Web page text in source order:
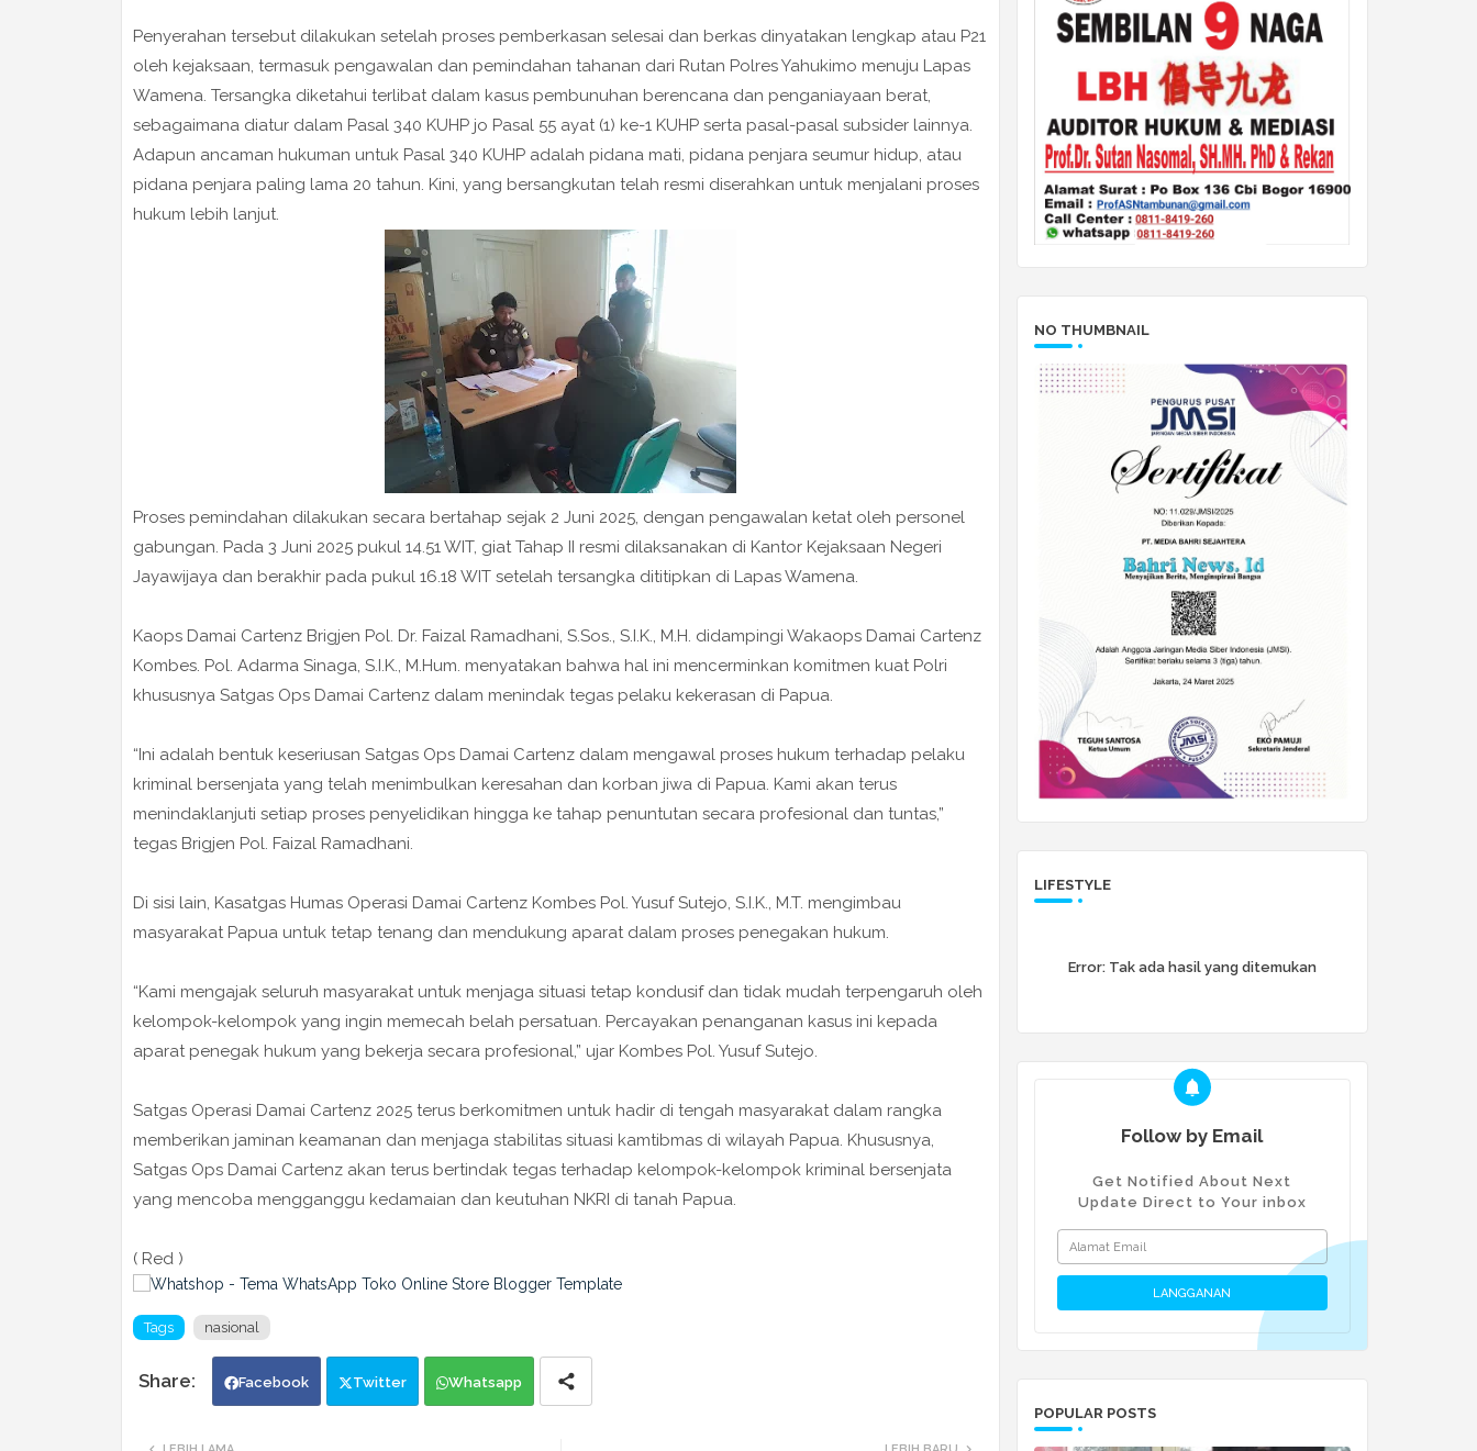
Penyerahan tersebut dilakukan setelah proses pemberkasan selesai dan berkas dinyatakan lengkap atau P21
oleh kejaksaan, termasuk pengawalan dan pemindahan tahanan dari Rutan Polres Yahukimo menuju Lapas
Wamena. Tersangka diketahui terlibat dalam kasus pembunuhan berencana dan penganiayaan berat,
sebagaimana diatur dalam Pasal 340 KUHP jo Pasal 55 ayat (1) ke-1 KUHP serta pasal-pasal subsider lainnya.
Adapun ancaman hukuman untuk Pasal 340 KUHP adalah pidana mati, pidana penjara seumur hidup, atau
pidana penjara paling lama 20 tahun. Kini, yang bersangkutan telah resmi diserahkan untuk menjalani proses
hukum lebih lanjut.
Proses pemindahan dilakukan secara bertahap sejak 2 Juni 2025, dengan pengawalan ketat oleh personel
gabungan. Pada 3 Juni 2025 pukul 14.51 WIT, giat Tahap II resmi dilaksanakan di Kantor Kejaksaan Negeri
Jayawijaya dan berakhir pada pukul 16.18 WIT setelah tersangka dititipkan di Lapas Wamena.
Kaops Damai Cartenz Brigjen Pol. Dr. Faizal Ramadhani, S.Sos., S.I.K., M.H. didampingi Wakaops Damai Cartenz
Kombes. Pol. Adarma Sinaga, S.I.K., M.Hum. menyatakan bahwa hal ini mencerminkan komitmen kuat Polri
khususnya Satgas Ops Damai Cartenz dalam menindak tegas pelaku kekerasan di Papua.
“Ini adalah bentuk keseriusan Satgas Ops Damai Cartenz dalam mengawal proses hukum terhadap pelaku
kriminal bersenjata yang telah menimbulkan keresahan dan korban jiwa di Papua. Kami akan terus
menindaklanjuti setiap proses penyelidikan hingga ke tahap penuntutan secara profesional dan tuntas,”
tegas Brigjen Pol. Faizal Ramadhani.
Di sisi lain, Kasatgas Humas Operasi Damai Cartenz Kombes Pol. Yusuf Sutejo, S.I.K., M.T. mengimbau
masyarakat Papua untuk tetap tenang dan mendukung aparat dalam proses penegakan hukum.
“Kami mengajak seluruh masyarakat untuk menjaga situasi tetap kondusif dan tidak mudah terpengaruh oleh
kelompok-kelompok yang ingin memecah belah persatuan. Percayakan penanganan kasus ini kepada
aparat penegak hukum yang bekerja secara profesional,” ujar Kombes Pol. Yusuf Sutejo.
Satgas Operasi Damai Cartenz 2025 terus berkomitmen untuk hadir di tengah masyarakat dalam rangka
memberikan jaminan keamanan dan menjaga stabilitas situasi kamtibmas di wilayah Papua. Khususnya,
Satgas Ops Damai Cartenz akan terus bertindak tegas terhadap kelompok-kelompok kriminal bersenjata
yang mencoba mengganggu kedamaian dan keutuhan NKRI di tanah Papua.
( Red )
Tags nasional
Facebook Twitter Whatsapp
NO THUMBNAIL
LIFESTYLE
Error:Tak ada hasil yang ditemukan
Follow by Email
Get Notified About Next
Update Direct to Your inbox
POPULAR POSTS